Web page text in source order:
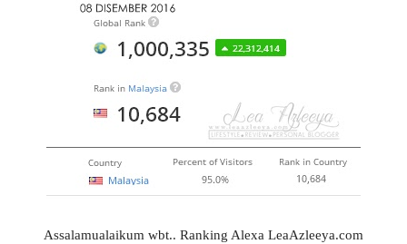
Assalamualaikum wbt.. Ranking Alexa LeaAzleeya.com